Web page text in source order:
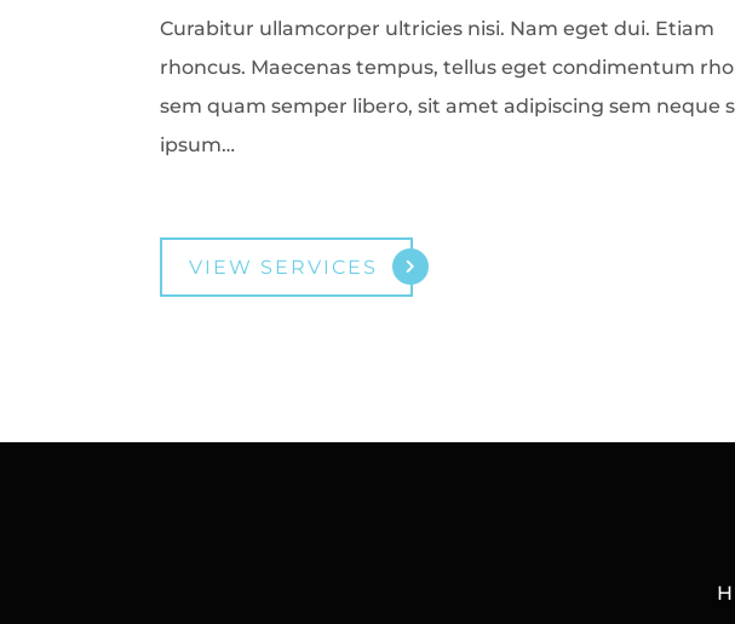
Curabitur ullamcorper ultricies nisi. Nam eget dui. Etiam
rhoncus. Maecenas tempus, tellus eget condimentum
sem quam semper libero, sit amet adipiscing sem neque
ipsum…
VIEW SERVICES